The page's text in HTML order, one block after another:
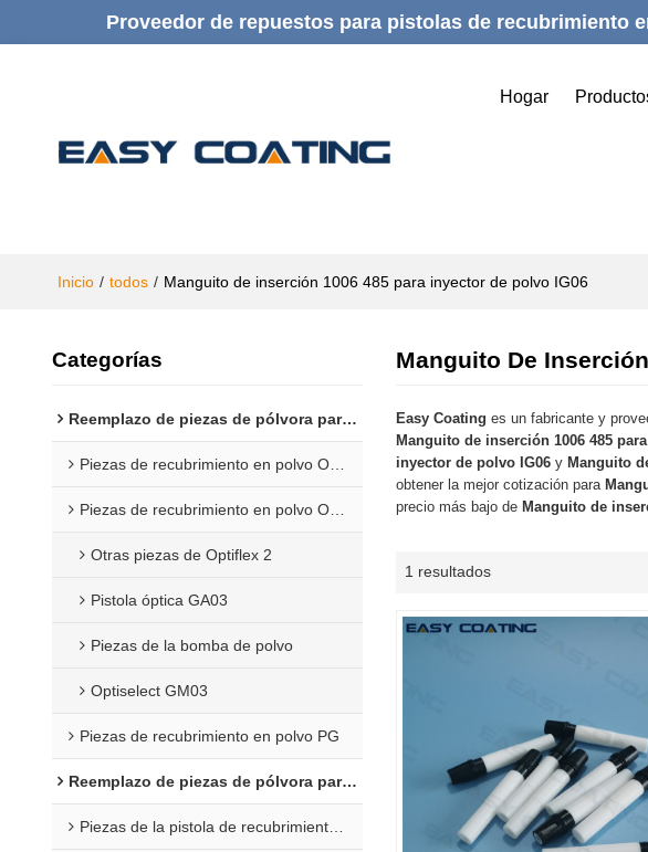
Proveedor de repuestos para pistolas de recubrimiento
Hogar
Inicio / todos / Manguito de inserción 1006 485 para inyector de polvo IG06
Categorías
Reemplazo de piezas de pólvora para Gema
Piezas de recubrimiento en polvo Opti 1F
Piezas de recubrimiento en polvo Opti 2F
Otras piezas de Optiflex 2
Pistola óptica GA03
Piezas de la bomba de polvo
Optiselect GM03
Piezas de recubrimiento en polvo PG
Reemplazo de piezas de pólvora para Wagner
Piezas de la pistola de recubrimiento C4
Manguito De
Easy Coating es un fabricante y
Manguito de inserción 1006 485
inyector de polvo IG06 y Manguito
obtener la mejor cotización para
precio más bajo de Manguito de
1 resultados